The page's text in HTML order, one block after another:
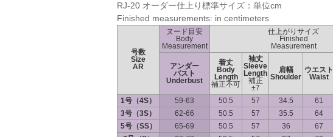
RJ-20 オーダー仕上り標準サイズ：単位cm
Finished measurements: in centimeters
号数
Size
AR
ヌード目安
Body
Measurement
仕上がりサイズ
Finished
Measurement
アンダー
バスト
Underbust
着丈
Body
Length
補正不可
袖丈
Sleeve
Length
補正
±7
肩幅
Shoulder
ウエスト
Waist
1号（4S） 59-63 50.5 57 34.5 61
3号（3S）
62-66 50.5 57 35.5 64
5号（SS）
65-69 50.5 57 36 67